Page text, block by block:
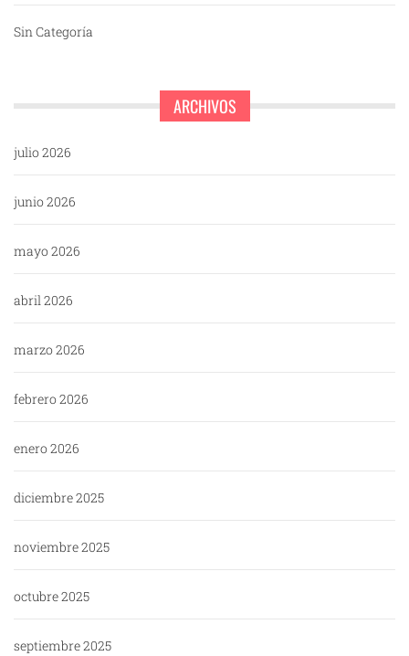
Sin Categoría
ARCHIVOS
julio 2026
junio 2026
mayo 2026
abril 2026
marzo 2026
febrero 2026
enero 2026
diciembre 2025
noviembre 2025
octubre 2025
septiembre 2025